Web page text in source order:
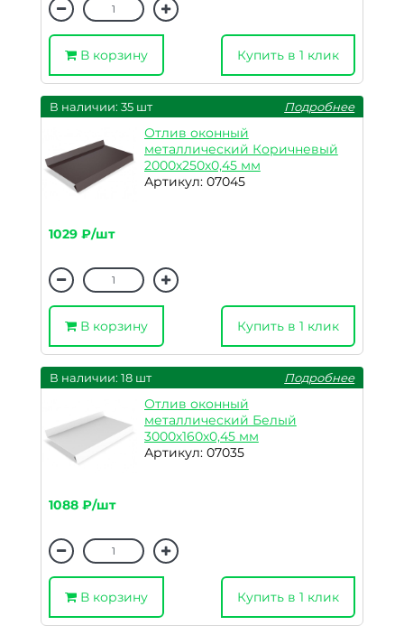
В корзину Купить в 1 клик
В наличии: 35 шт Подробнее
Отлив оконный
металлический Коричневый
2000х250х0,45 мм
Артикул: 07045
1029 ₽/шт
В корзину Купить в 1 клик
В наличии: 18 шт Подробнее
Отлив оконный
металлический Белый
3000х160х0,45 мм
Артикул: 07035
1088 ₽/шт
В корзину Купить в 1 клик